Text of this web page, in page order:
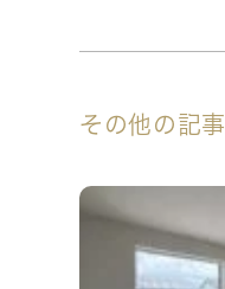
その他の記事